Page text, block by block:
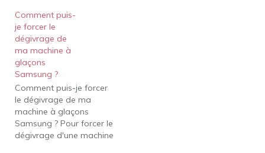
la machine à glaçons
peut prendre jusqu'à 6
heures pour décongeler
complètement. Comment
dégivrer ma machine à
glaçons ? Comment
décongeler une machine
à glaçons Débranchez le
réfrigérateur et retirez…
Comment puis-
je forcer le
dégivrage de
ma machine à
glaçons
Samsung ?
Comment puis-je forcer
le dégivrage de ma
machine à glaçons
Samsung ? Pour forcer le
dégivrage d'une machine